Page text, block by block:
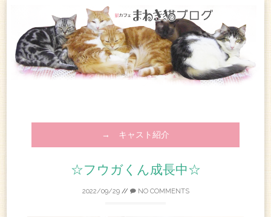
→ キャスト紹介
☆フウガくん成長中☆
2022/09/29// NO COMMENTS